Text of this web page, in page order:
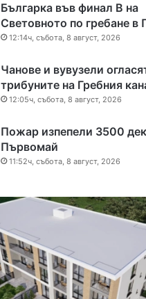
Българка във финал B на
Световното по гребане в
12:14ч, събота, 8 август, 2026
Чанове и вувузели
трибуните на Гребния
12:05ч, събота, 8 август, 2026
Пожар изпепели 3500
Първомай
11:52ч, събота, 8 август, 2026